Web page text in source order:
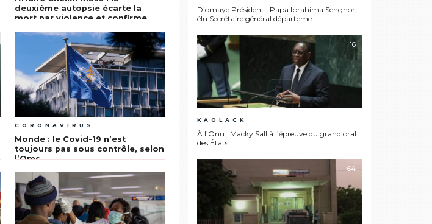
deuxième autopsie écarte la
mort par violence et confirme
Covid-19
CORONAVIRUS
Monde : le Covid-19 n’est
toujours pas sous contrôle, selon
l’Oms
Diomaye Président : Papa Ibrahima Senghor,
élu Secrétaire général départeme...
16
KAOLACK
À l’Onu : Macky Sall à l’épreuve du grand oral
des États...
64